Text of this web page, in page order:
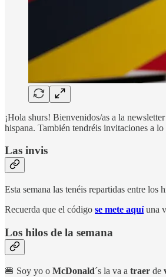
¡Hola shurs! Bienvenidos/as a la
hispana. También tendréis invitaciones a
Las invis
Esta semana las tenéis repartidas entre
Recuerda que el código se mete aquí una
Los hilos de la semana
🍔 Soy yo o McDonald´s la va a traer de